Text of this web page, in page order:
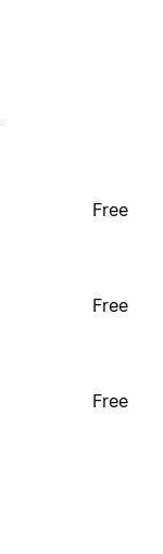
Free
Free
Free